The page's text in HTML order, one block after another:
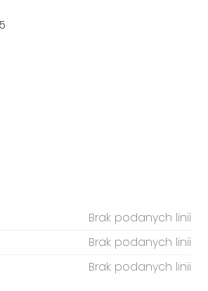
Brak podanych linii
Brak podanych linii
Brak podanych linii